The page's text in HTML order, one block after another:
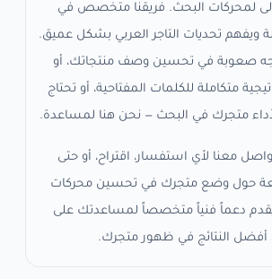
لمحركات البحث. فريقنا متخصص في
ويفهم تحديات التاجر العربي بشكل عميق.
صعوبة في تحسين وصف منتجاتك، أو
متكاملة للكلمات المفتاحية، أو تحتاج
متجرك في البحث — نحن هنا لمساعدة.
معنا لأي استفسار، اقتراح، أو حتى
حول وضع متجرك في تحسين محركات
يقدم دعماً فنياً متخصصاً لمساعدتك على
أفضل النتائج في ظهور متجرك.